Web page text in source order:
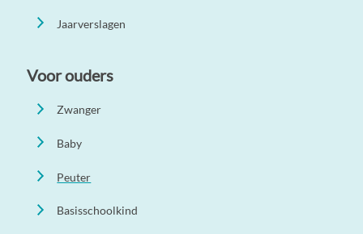
Jaarverslagen
Voor ouders
Zwanger
Baby
Peuter
Basisschoolkind